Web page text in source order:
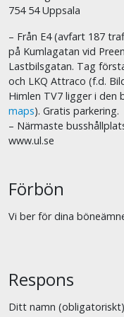
754 54 Uppsala
– Från E4 (avfart 187
på Kumlagatan vid
Lastbilsgatan. Tag
och LKQ Attraco (f.d.
Himlen TV7 ligger i den
maps). Gratis parkering.
– Närmaste
www.ul.se
Förbön
Vi ber för dina
Respons
Ditt namn (obligatoriskt)